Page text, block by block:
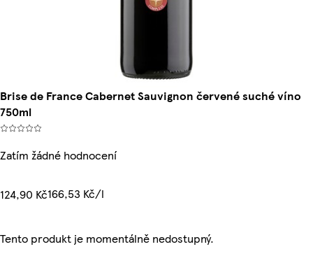
Brise de France Cabernet Sauvignon červené suché víno
750ml
Zatím žádné hodnocení
124,90 Kč166,53 Kč/l
Tento produkt je momentálně nedostupný.